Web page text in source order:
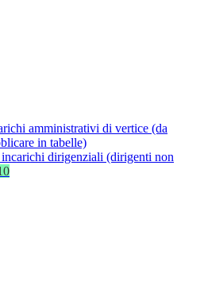
amministrativi di vertice (da
in tabelle)
dirigenziali (dirigenti non